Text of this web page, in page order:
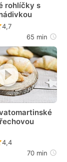
rohlíčky s
Recept ještě nebyl
4,7
65 min
Recept ještě nebyl
4,4
70 min